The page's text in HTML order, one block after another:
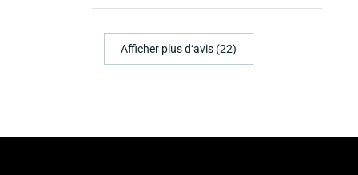
Afficher plus d‘avis (22)